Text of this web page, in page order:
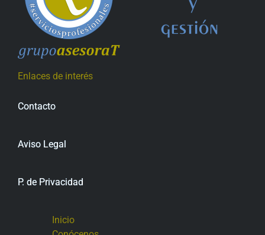
Enlaces de interés
Contacto
Aviso Legal
P. de Privacidad
Inicio